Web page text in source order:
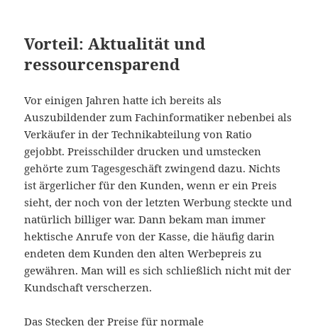
Vorteil: Aktualität und
ressourcensparend
Vor einigen Jahren hatte ich bereits als
Auszubildender zum Fachinformatiker nebenbei als
Verkäufer in der Technikabteilung von Ratio
gejobbt. Preisschilder drucken und umstecken
gehörte zum Tagesgeschäft zwingend dazu. Nichts
ist ärgerlicher für den Kunden, wenn er ein Preis
sieht, der noch von der letzten Werbung steckte und
natürlich billiger war. Dann bekam man immer
hektische Anrufe von der Kasse, die häufig darin
endeten dem Kunden den alten Werbepreis zu
gewähren. Man will es sich schließlich nicht mit der
Kundschaft verscherzen.
Das Stecken der Preise für normale